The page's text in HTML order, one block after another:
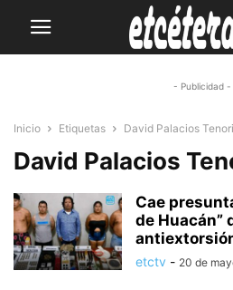
- Publicidad -
Inicio Etiquetas David Palacios
David Palacios
Cae
de Huacán”
etctv - 20 de